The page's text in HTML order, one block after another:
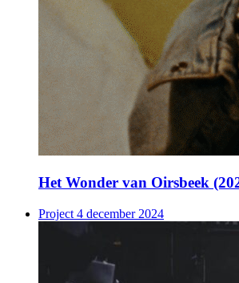
Het Wonder van Oirsbeek
Project 4 december 2024